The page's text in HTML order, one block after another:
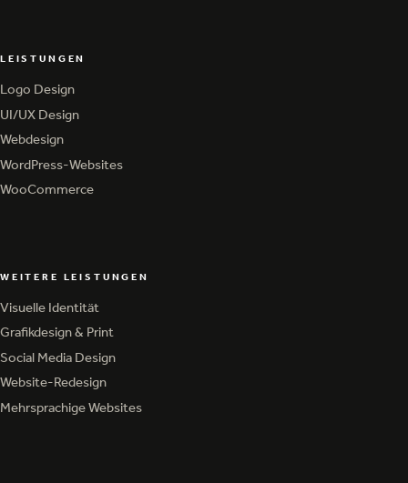
LEISTUNGEN
Logo Design
Logo Design
UI/UX Design
UI/UX Design
Webdesign
Webdesign
WordPress-Websites
WordPress-Websites
WooCommerce
WEITERE LEISTUNGEN
Visuelle Identität
Visuelle Identität
Grafikdesign & Print
Grafikdesign & Print
Social Media Design
Social Media Design
Website-Redesign
Website-Redesign
Mehrsprachige Websites